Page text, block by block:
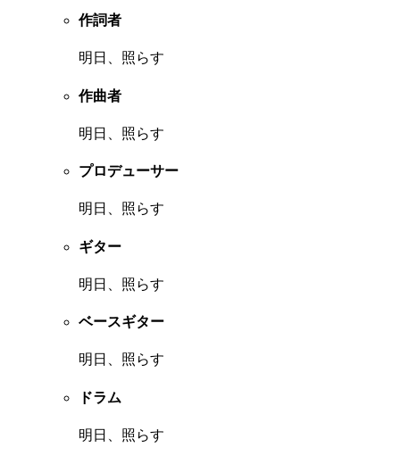
作詞者
明日、照らす
作曲者
明日、照らす
プロデューサー
明日、照らす
ギター
明日、照らす
ベースギター
明日、照らす
ドラム
明日、照らす